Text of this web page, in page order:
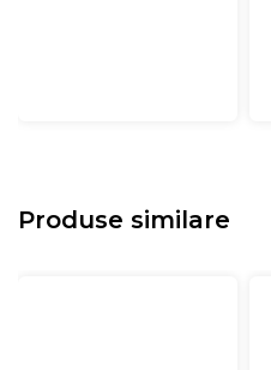
Produse similare